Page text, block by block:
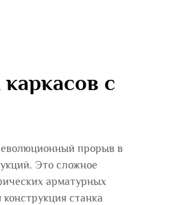
с
прорыв в
Это сложное
арматурных
станка